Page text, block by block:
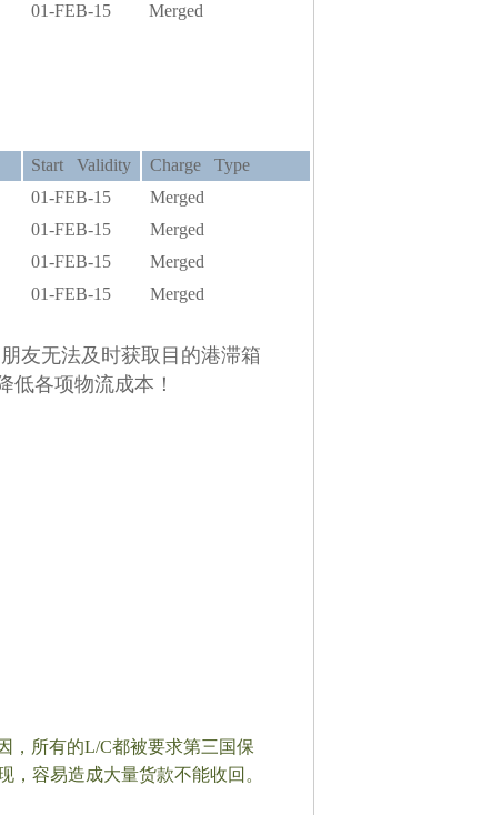
01-FEB-15 Merged
Start Validity
Charge Type
01-FEB-15
Merged
01-FEB-15
Merged
01-FEB-15
Merged
01-FEB-15 Merged
友无法及时获取 目的港滞箱
低各项物流成本！
，所有的L/C都被要求第三国保
，容易造成大量货款不能收回。